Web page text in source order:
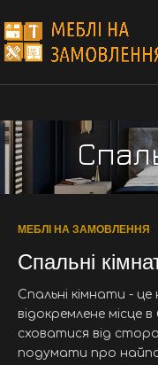
МЕБЛІ НА ЗАМОВЛЕННЯ
Спальні
Спальні кімнати - це
відокремлене місце
сховатися від
подумати про